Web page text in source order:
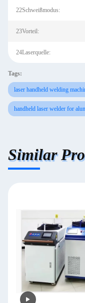
22Schweißmodus:
23Vorteil:
24Laserquelle:
Tags:
laser handheld welding
handheld laser welder for
Similar